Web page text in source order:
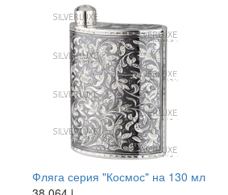
Фляга серия "Космос" на 130 мл